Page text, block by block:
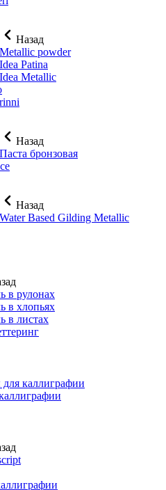
Назад
Metallic powder
Idea Patina
Idea Metallic
Назад
Паста бронзовая
Назад
Water Based Gilding Metallic
в рулонах
в хлопьях
в листах
каллиграфии